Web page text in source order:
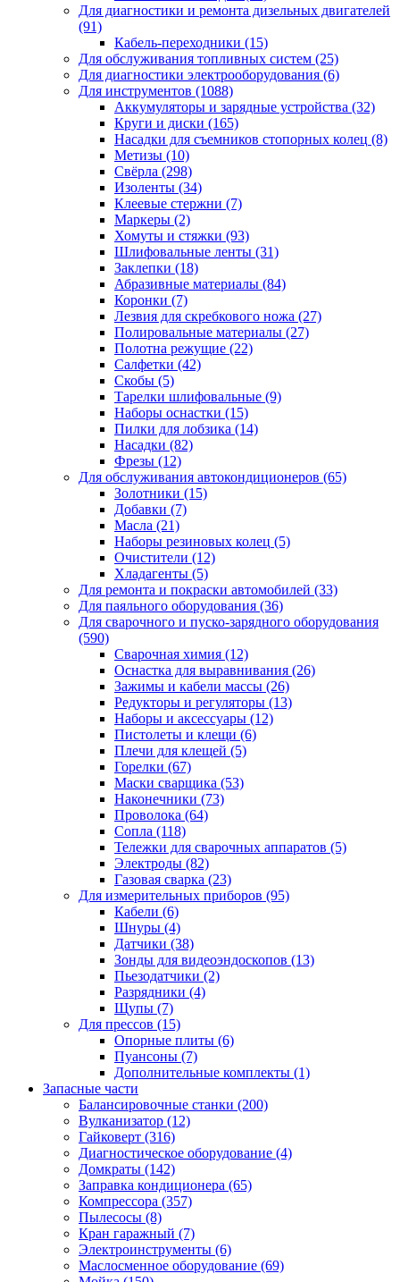
Для диагностики и ремонта дизельных двигателей
(91)
Кабель-переходники (15)
Для обслуживания топливных систем (25)
Для диагностики электрооборудования (6)
Для инструментов (1088)
Аккумуляторы и зарядные устройства (32)
Круги и диски (165)
Насадки для съемников стопорных колец (8)
Метизы (10)
Свёрла (298)
Изоленты (34)
Клеевые стержни (7)
Маркеры (2)
Хомуты и стяжки (93)
Шлифовальные ленты (31)
Заклепки (18)
Абразивные материалы (84)
Коронки (7)
Лезвия для скребкового ножа (27)
Полировальные материалы (27)
Полотна режущие (22)
Салфетки (42)
Скобы (5)
Тарелки шлифовальные (9)
Наборы оснастки (15)
Пилки для лобзика (14)
Насадки (82)
Фрезы (12)
Для обслуживания автокондиционеров (65)
Золотники (15)
Добавки (7)
Масла (21)
Наборы резиновых колец (5)
Очистители (12)
Хладагенты (5)
Для ремонта и покраски автомобилей (33)
Для паяльного оборудования (36)
Для сварочного и пуско-зарядного оборудования
(590)
Сварочная химия (12)
Оснастка для выравнивания (26)
Зажимы и кабели массы (26)
Редукторы и регуляторы (13)
Наборы и аксессуары (12)
Пистолеты и клещи (6)
Плечи для клещей (5)
Горелки (67)
Маски сварщика (53)
Наконечники (73)
Проволока (64)
Сопла (118)
Тележки для сварочных аппаратов (5)
Электроды (82)
Газовая сварка (23)
Для измерительных приборов (95)
Кабели (6)
Шнуры (4)
Датчики (38)
Зонды для видеоэндоскопов (13)
Пьезодатчики (2)
Разрядники (4)
Щупы (7)
Для прессов (15)
Опорные плиты (6)
Пуансоны (7)
Дополнительные комплекты (1)
Запасные части
Балансировочные станки (200)
Вулканизатор (12)
Гайковерт (316)
Диагностическое оборудование (4)
Домкраты (142)
Заправка кондиционера (65)
Компрессора (357)
Пылесосы (8)
Кран гаражный (7)
Электроинструменты (6)
Маслосменное оборудование (69)